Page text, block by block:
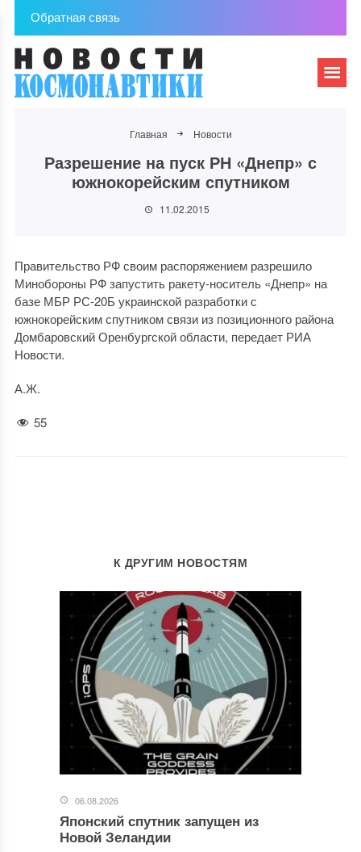
Обратная связь
Главная Новости
Разрешение на пуск РН «Днепр» с
южнокорейским спутником
11.02.2015
Правительство РФ своим распоряжением разрешило
Минобороны РФ запустить ракету-носитель «Днепр» на
базе МБР РС-20Б украинской разработки с
южнокорейским спутником связи из позиционного района
Домбаровский Оренбургской области, передает РИА
Новости.
А.Ж.
55
К ДРУГИМ НОВОСТЯМ
06.08.2026
Японский спутник запущен из
Новой Зеландии